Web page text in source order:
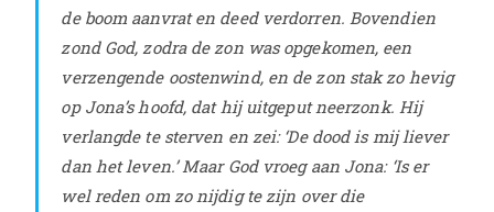
de boom aanvrat en deed verdorren. Bovendien
zond God, zodra de zon was opgekomen, een
verzengende oostenwind, en de zon stak zo hevig
op Jona’s hoofd, dat hij uitgeput neerzonk. Hij
verlangde te sterven en zei: ‘De dood is mij liever
dan het leven.’ Maar God vroeg aan Jona: ‘Is er
wel reden om zo nijdig te zijn over die